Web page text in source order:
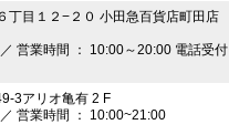
丁目１２−２０ 小田急百貨店町田店
営業時間 ： 10:00～20:00 電話受付
3アリオ亀有 2 F
営業時間 ： 10:00~21:00